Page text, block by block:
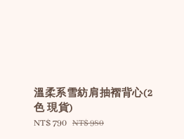
溫柔系雪紡肩抽褶背心(2
色 現貨)
Sale
NT$ 790 Regular
NT$ 980